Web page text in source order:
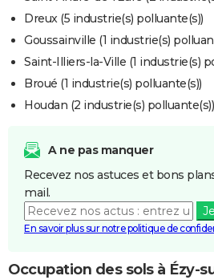
Bricolage
Lifestyle
Culture
Sport
Auto
Television
Voyage
Cinema
Dreux (5 industrie(s) polluante(s))
Goussainville (1 industrie(s)
Saint-Illiers-la-Ville (1 industrie(s)
Broué (1 industrie(s) polluante(s))
Houdan (2 industrie(s) polluante(s))
A ne pas manquer
Recevez nos astuces et bons
mail.
En savoir plus sur notre politique de
Occupation des sols à Ézy-